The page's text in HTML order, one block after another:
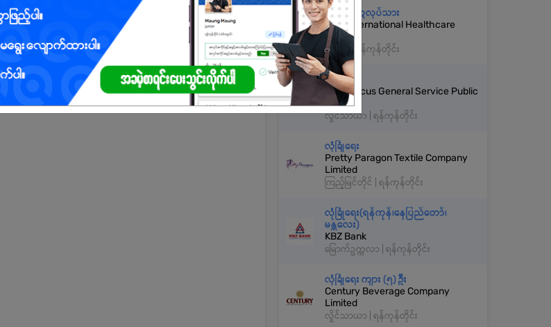
အထွေထွေလုပ်သား
ArYu International Healthcare
Co.,Ltd
တာမွေ | ရန်ကုန်တိုင်း
လုံခြုံရေး
Omni Focus General Service Public
Co.,Ltd
လှိုင်သာယာ | ရန်ကုန်တိုင်း
လုံခြုံရေး
Pretty Paragon Textile Company
Limited
ကြည့်မြင်တိုင် | ရန်ကုန်တိုင်း
လုံခြုံရေး(ရန်ကုန်၊နေပြည်တော်၊
မန္တလေး)
KBZ Bank
မြောက်ဥက္ကလာ | ရန်ကုန်တိုင်း
လုံခြုံရေး ကျား (၅) ဦး
Century Beverage Company
Limited
လှိုင်သာယာ | ရန်ကုန်တိုင်း